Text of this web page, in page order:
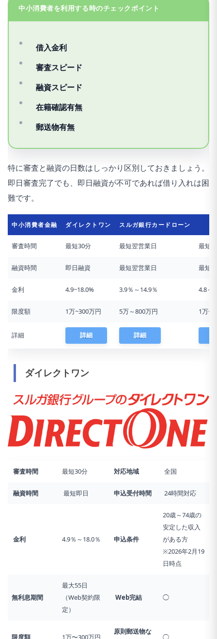
中小消費者を利用する時のチェックポイント
借入金利
審査スピード
融資スピード
在籍確認有無
郵送物有無
特に審査と融資の日数はしっかり区別しておきましょう。
即日審査完了でも、即日融資が不可であれば借り入れは困
難です。
中小消費者金融 ダイレクトワン スルガ銀行カードローン
審査時間 最短30分 最短翌営業日 最短
融資時間 即日融資 最短翌営業日 最短
金利 4.9~18.0% 3.9％～14.9％ 4.8～
限度額 1万~300万円 5万～800万円 1万〜
詳細 詳細 詳細
ダイレクトワン
審査時間 最短30分 対応地域 全国
融資時間 最短即日 申込受付時間 24時間対応
金利 4.9％～18.0％ 申込条件
20歳～74歳の
安定した収入
がある方
※2026年2月19
日時点
無利息期間
最大55日
（Web契約限
定）
Web完結 ◯
限度額 1万〜300万円
原則郵送物な
◯